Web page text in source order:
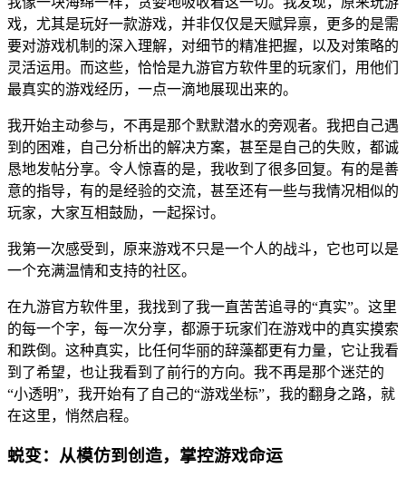
戏，尤其是玩好一款游戏，并非仅仅是天赋异禀，更多的是需
要对游戏机制的深入理解，对细节的精准把握，以及对策略的
灵活运用。而这些，恰恰是九游官方软件里的玩家们，用他们
最真实的游戏经历，一点一滴地展现出来的。
我开始主动参与，不再是那个默默潜水的旁观者。我把自己遇
到的困难，自己分析出的解决方案，甚至是自己的失败，都诚
恳地发帖分享。令人惊喜的是，我收到了很多回复。有的是善
意的指导，有的是经验的交流，甚至还有一些与我情况相似的
玩家，大家互相鼓励，一起探讨。
我第一次感受到，原来游戏不只是一个人的战斗，它也可以是
一个充满温情和支持的社区。
在九游官方软件里，我找到了我一直苦苦追寻的“真实”。这里
的每一个字，每一次分享，都源于玩家们在游戏中的真实摸索
和跌倒。这种真实，比任何华丽的辞藻都更有力量，它让我看
到了希望，也让我看到了前行的方向。我不再是那个迷茫的
“小透明”，我开始有了自己的“游戏坐标”，我的翻身之路，就
在这里，悄然启程。
蜕变：从模仿到创造，掌控游戏命运